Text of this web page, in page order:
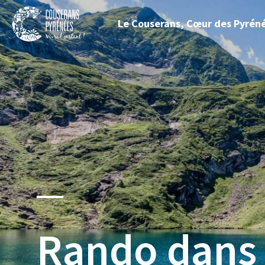
Couserans
Pyrénées
Fermer
le
menu
Le Couserans, Cœur des
Rando